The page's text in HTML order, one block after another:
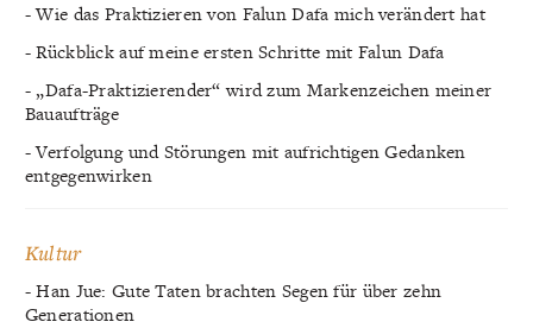
- Wie das Praktizieren von Falun Dafa mich verändert hat
- Rückblick auf meine ersten Schritte mit Falun Dafa
- „Dafa-Praktizierender“ wird zum Markenzeichen meiner
Bauaufträge
- Verfolgung und Störungen mit aufrichtigen Gedanken
entgegenwirken
Kultur
- Han Jue: Gute Taten brachten Segen für über zehn
Generationen